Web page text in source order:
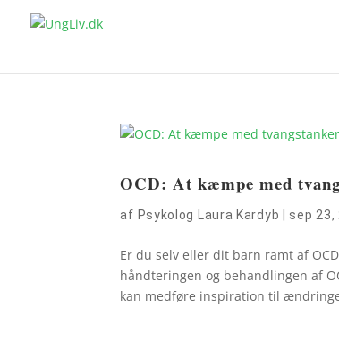
OCD: At kæmpe med
af Psykolog Laura Kardyb sep 23,
Er du selv eller dit barn ramt af
håndteringen og behandlingen af
kan medføre inspiration til